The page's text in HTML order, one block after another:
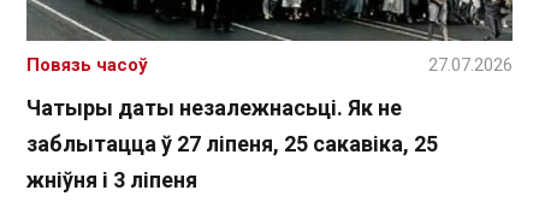
Чатыры даты незалежнасьці. Як не
заблытацца ў 27 ліпеня, 25 сакавіка, 25
жніўня і 3 ліпеня
Повязь часоў 27.07.2026